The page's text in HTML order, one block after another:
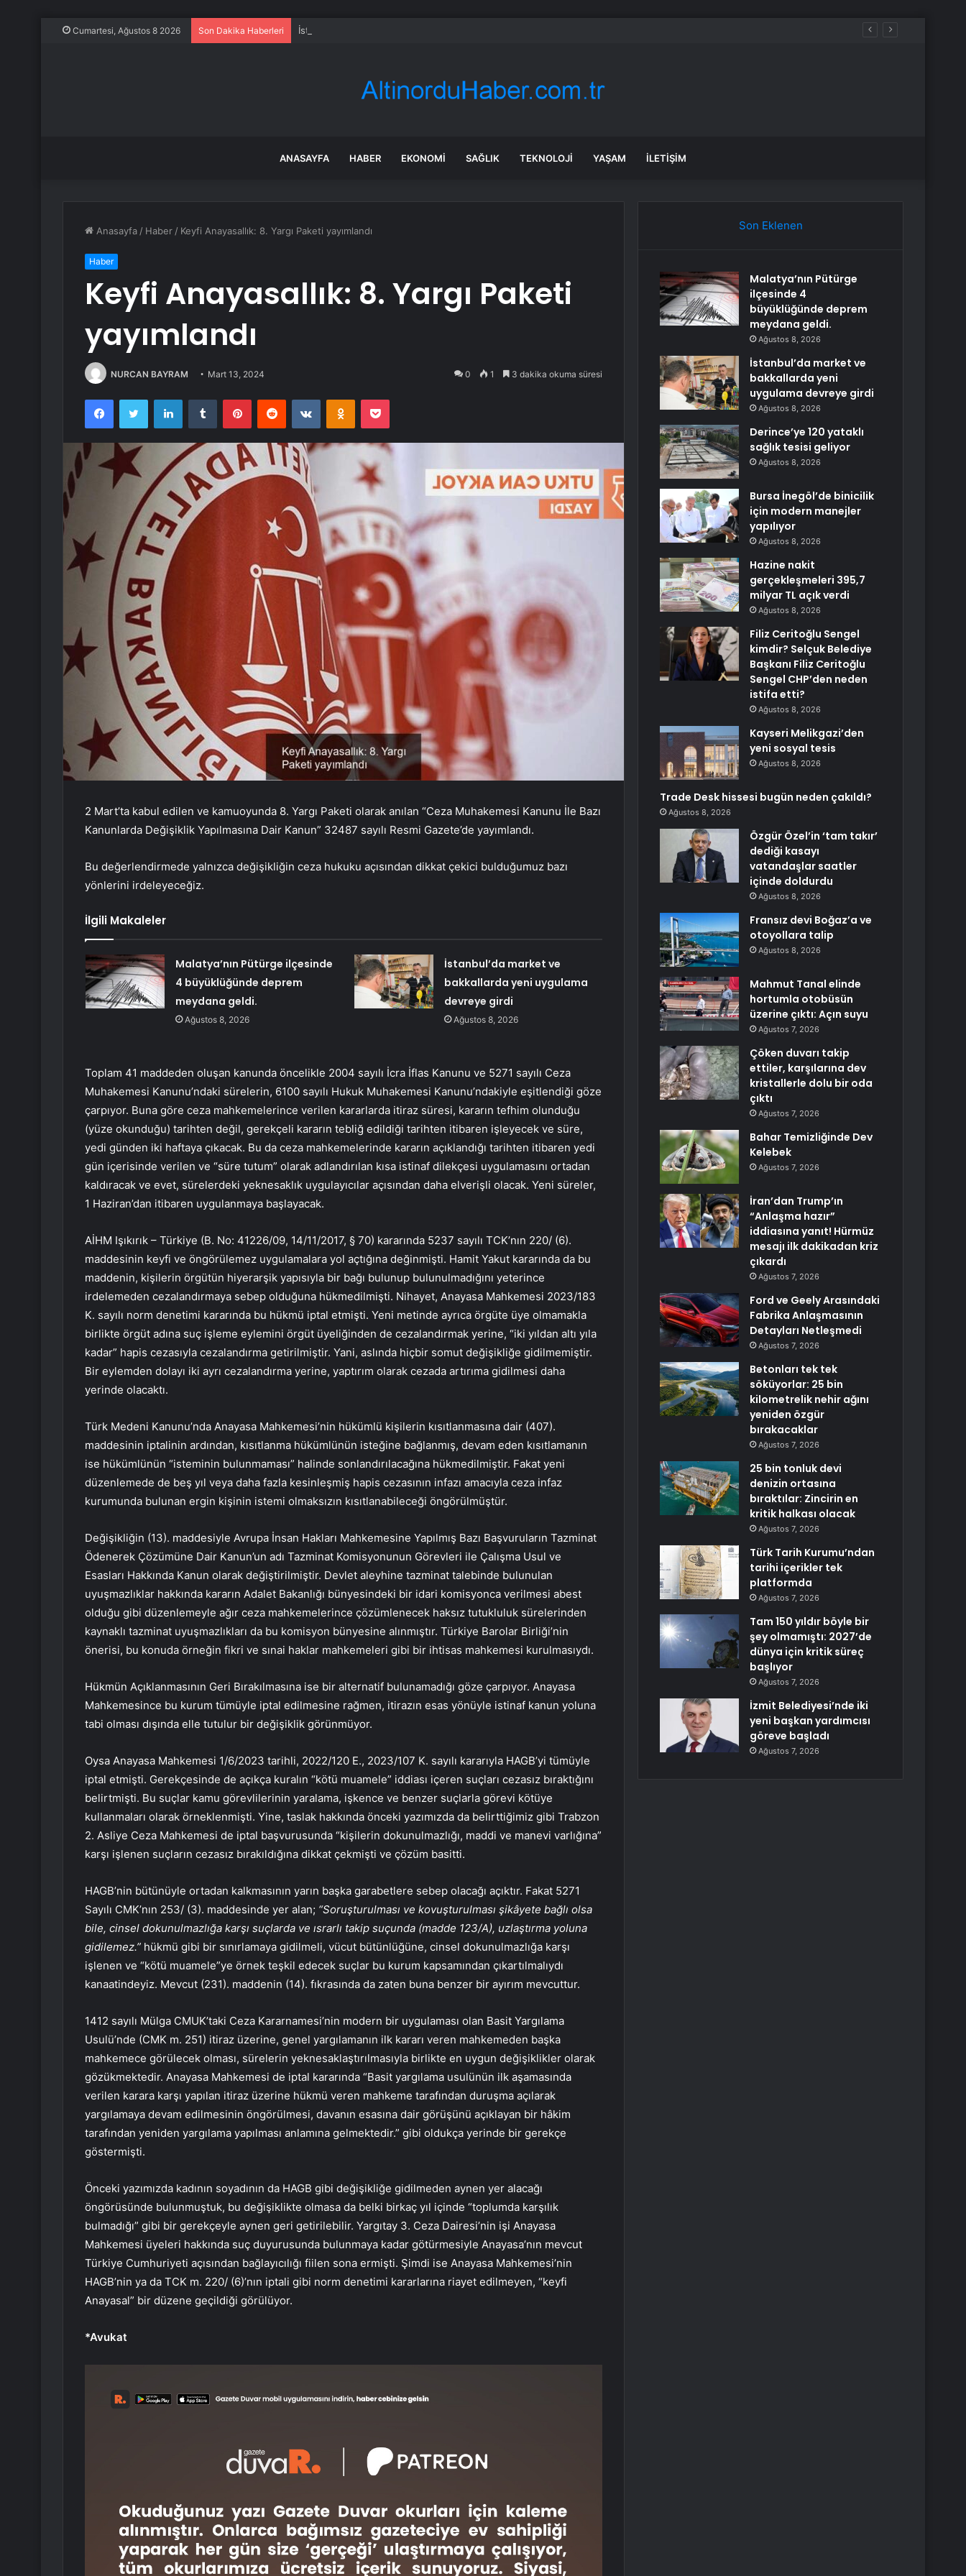
Cumartesi, Ağustos 8 2026 Son Dakika Haberleri İstanbul’da market ve bakkallarda yeni uygulama devreye girdi
ANASAYFA HABER EKONOMI SAĞLIK TEKNOLOJI YAŞAM İLETIŞIM
Anasayfa / Haber / Keyfi Anayasallık: 8. Yargı Paketi yayımlandı
Haber
Keyfi Anayasallık: 8. Yargı Paketi
yayımlandı
NURCAN BAYRAM Mart 13, 2024 0 1 3 dakika okuma süresi
FacebookTwitter LinkedInTumblr PinterestReddit VKontakteOdnoklassniki
Pocket
2 Mart’ta kabul edilen ve kamuoyunda 8. Yargı Paketi olarak anılan “Ceza Muhakemesi Kanunu İle Bazı
Kanunlarda Değişiklik Yapılmasına Dair Kanun” 32487 sayılı Resmi Gazete’de yayımlandı.
Bu değerlendirmede yalnızca değişikliğin ceza hukuku açısından dikkat çekici bulduğumuz bazı
yönlerini irdeleyeceğiz.
İlgili Makaleler
Malatya’nın Pütürge ilçesinde
4 büyüklüğünde deprem
meydana geldi.
Ağustos 8, 2026
İstanbul’da market ve
bakkallarda yeni uygulama
devreye girdi
Ağustos 8, 2026
Toplam 41 maddeden oluşan kanunda öncelikle 2004 sayılı İcra İflas Kanunu ve 5271 sayılı Ceza
Muhakemesi Kanunu’ndaki sürelerin, 6100 sayılı Hukuk Muhakemesi Kanunu’ndakiyle eşitlendiği göze
çarpıyor. Buna göre ceza mahkemelerince verilen kararlarda itiraz süresi, kararın tefhim olunduğu
(yüze okunduğu) tarihten değil, gerekçeli kararın tebliğ edildiği tarihten itibaren işleyecek ve süre,
yedi günden iki haftaya çıkacak. Bu da ceza mahkemelerinde kararın açıklandığı tarihten itibaren yedi
gün içerisinde verilen ve “süre tutum” olarak adlandırılan kısa istinaf dilekçesi uygulamasını ortadan
kaldıracak ve evet, sürelerdeki yeknesaklık uygulayıcılar açısından daha elverişli olacak. Yeni süreler,
1 Haziran’dan itibaren uygulanmaya başlayacak.
AİHM Işıkırık – Türkiye (B. No: 41226/09, 14/11/2017, § 70) kararında 5237 sayılı TCK’nın 220/ (6).
maddesinin keyfi ve öngörülemez uygulamalara yol açtığına değinmişti. Hamit Yakut kararında da bu
maddenin, kişilerin örgütün hiyerarşik yapısıyla bir bağı bulunup bulunulmadığını yeterince
irdelemeden cezalandırmaya sebep olduğuna hükmedilmişti. Nihayet, Anayasa Mahkemesi 2023/183
K. sayılı norm denetimi kararında bu hükmü iptal etmişti. Yeni metinde ayrıca örgüte üye olmamakla
birlikte örgüt adına suç işleme eylemini örgüt üyeliğinden de cezalandırmak yerine, “iki yıldan altı yıla
kadar” hapis cezasıyla cezalandırma getirilmiştir. Yani, aslında hiçbir somut değişikliğe gidilmemiştir.
Bir eylemden dolayı iki ayrı cezalandırma yerine, yaptırım olarak cezada artırıma gidilmesi daha
yerinde olacaktı.
Türk Medeni Kanunu’nda Anayasa Mahkemesi’nin hükümlü kişilerin kısıtlanmasına dair (407).
maddesinin iptalinin ardından, kısıtlanma hükümlünün isteğine bağlanmış, devam eden kısıtlamanın
ise hükümlünün “isteminin bulunmaması” halinde sonlandırılacağına hükmedilmiştir. Fakat yeni
düzenlemede de beş yıl veya daha fazla kesinleşmiş hapis cezasının infazı amacıyla ceza infaz
kurumunda bulunan ergin kişinin istemi olmaksızın kısıtlanabileceği öngörülmüştür.
Değişikliğin (13). maddesiyle Avrupa İnsan Hakları Mahkemesine Yapılmış Bazı Başvuruların Tazminat
Ödenerek Çözümüne Dair Kanun’un adı Tazminat Komisyonunun Görevleri ile Çalışma Usul ve
Esasları Hakkında Kanun olarak değiştirilmiştir. Devlet aleyhine tazminat talebinde bulunulan
uyuşmazlıklar hakkında kararın Adalet Bakanlığı bünyesindeki bir idari komisyonca verilmesi abest
olduğu gibi düzenlemeyle ağır ceza mahkemelerince çözümlenecek haksız tutukluluk sürelerinden
kaynaklı tazminat uyuşmazlıkları da bu komisyon bünyesine alınmıştır. Türkiye Barolar Birliği’nin
önerisi, bu konuda örneğin fikri ve sınai haklar mahkemeleri gibi bir ihtisas mahkemesi kurulmasıydı.
Hükmün Açıklanmasının Geri Bırakılmasına ise bir alternatif bulunamadığı göze çarpıyor. Anayasa
Mahkemesince bu kurum tümüyle iptal edilmesine rağmen, itirazın esas yönüyle istinaf kanun yoluna
tabi olması dışında elle tutulur bir değişiklik görünmüyor.
Oysa Anayasa Mahkemesi 1/6/2023 tarihli, 2022/120 E., 2023/107 K. sayılı kararıyla HAGB’yi tümüyle
iptal etmişti. Gerekçesinde de açıkça kuralın “kötü muamele” iddiası içeren suçları cezasız bıraktığını
belirtmişti. Bu suçlar kamu görevlilerinin yaralama, işkence ve benzer suçlarla görevi kötüye
kullanmaları olarak örneklenmişti. Yine, taslak hakkında önceki yazımızda da belirttiğimiz gibi Trabzon
2. Asliye Ceza Mahkemesi de iptal başvurusunda “kişilerin dokunulmazlığı, maddi ve manevi varlığına”
karşı işlenen suçların cezasız bırakıldığına dikkat çekmişti ve çözüm basitti.
HAGB’nin bütünüyle ortadan kalkmasının yarın başka garabetlere sebep olacağı açıktır. Fakat 5271
Sayılı CMK’nın 253/ (3). maddesinde yer alan; “Soruşturulması ve kovuşturulması şikâyete bağlı olsa
bile, cinsel dokunulmazlığa karşı suçlarda ve ısrarlı takip suçunda (madde 123/A), uzlaştırma yoluna
gidilemez.” hükmü gibi bir sınırlamaya gidilmeli, vücut bütünlüğüne, cinsel dokunulmazlığa karşı
işlenen ve “kötü muamele”ye örnek teşkil edecek suçlar bu kurum kapsamından çıkartılmalıydı
kanaatindeyiz. Mevcut (231). maddenin (14). fıkrasında da zaten buna benzer bir ayırım mevcuttur.
1412 sayılı Mülga CMUK’taki Ceza Kararnamesi’nin modern bir uygulaması olan Basit Yargılama
Usulü’nde (CMK m. 251) itiraz üzerine, genel yargılamanın ilk kararı veren mahkemeden başka
mahkemece görülecek olması, sürelerin yeknesaklaştırılmasıyla birlikte en uygun değişiklikler olarak
gözükmektedir. Anayasa Mahkemesi de iptal kararında “Basit yargılama usulünün ilk aşamasında
verilen karara karşı yapılan itiraz üzerine hükmü veren mahkeme tarafından duruşma açılarak
yargılamaya devam edilmesinin öngörülmesi, davanın esasına dair görüşünü açıklayan bir hâkim
tarafından yeniden yargılama yapılması anlamına gelmektedir.” gibi oldukça yerinde bir gerekçe
göstermişti.
Önceki yazımızda kadının soyadının da HAGB gibi değişikliğe gidilmeden aynen yer alacağı
öngörüsünde bulunmuştuk, bu değişiklikte olmasa da belki birkaç yıl içinde “toplumda karşılık
bulmadığı” gibi bir gerekçeyle aynen geri getirilebilir. Yargıtay 3. Ceza Dairesi’nin işi Anayasa
Mahkemesi üyeleri hakkında suç duyurusunda bulunmaya kadar götürmesiyle Anayasa’nın mevcut
Türkiye Cumhuriyeti açısından bağlayıcılığı fiilen sona ermişti. Şimdi ise Anayasa Mahkemesi’nin
HAGB’nin ya da TCK m. 220/ (6)’nın iptali gibi norm denetimi kararlarına riayet edilmeyen, “keyfi
Anayasal” bir düzene geçildiği görülüyor.
*Avukat
Son Eklenen
Malatya’nın Pütürge
ilçesinde 4
büyüklüğünde deprem
meydana geldi.
Ağustos 8, 2026
İstanbul’da market ve
bakkallarda yeni
uygulama devreye girdi
Ağustos 8, 2026
Derince’ye 120 yataklı
sağlık tesisi geliyor
Ağustos 8, 2026
Bursa İnegöl’de binicilik
için modern manejler
yapılıyor
Ağustos 8, 2026
Hazine nakit
gerçekleşmeleri 395,7
milyar TL açık verdi
Ağustos 8, 2026
Filiz Ceritoğlu Sengel
kimdir? Selçuk Belediye
Başkanı Filiz Ceritoğlu
Sengel CHP’den neden
istifa etti?
Ağustos 8, 2026
Kayseri Melikgazi’den
yeni sosyal tesis
Ağustos 8, 2026
Trade Desk hissesi bugün neden çakıldı?
Ağustos 8, 2026
Özgür Özel’in ‘tam takır’
dediği kasayı
vatandaşlar saatler
içinde doldurdu
Ağustos 8, 2026
Fransız devi Boğaz’a ve
otoyollara talip
Ağustos 8, 2026
Mahmut Tanal elinde
hortumla otobüsün
üzerine çıktı: Açın suyu
Ağustos 7, 2026
Çöken duvarı takip
ettiler, karşılarına dev
kristallerle dolu bir oda
çıktı
Ağustos 7, 2026
Bahar Temizliğinde Dev
Kelebek
Ağustos 7, 2026
İran’dan Trump’ın
“Anlaşma hazır”
iddiasına yanıt! Hürmüz
mesajı ilk dakikadan kriz
çıkardı
Ağustos 7, 2026
Ford ve Geely Arasındaki
Fabrika Anlaşmasının
Detayları Netleşmedi
Ağustos 7, 2026
Betonları tek tek
söküyorlar: 25 bin
kilometrelik nehir ağını
yeniden özgür
bırakacaklar
Ağustos 7, 2026
25 bin tonluk devi
denizin ortasına
bıraktılar: Zincirin en
kritik halkası olacak
Ağustos 7, 2026
Türk Tarih Kurumu’ndan
tarihi içerikler tek
platformda
Ağustos 7, 2026
Tam 150 yıldır böyle bir
şey olmamıştı: 2027’de
dünya için kritik süreç
başlıyor
Ağustos 7, 2026
İzmit Belediyesi’nde iki
yeni başkan yardımcısı
göreve başladı
Ağustos 7, 2026